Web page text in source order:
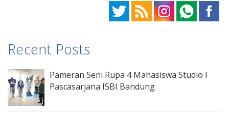
Recent Posts
Pameran Seni Rupa 4 Mahasiswa Studio I
Pascasarjana ISBI Bandung